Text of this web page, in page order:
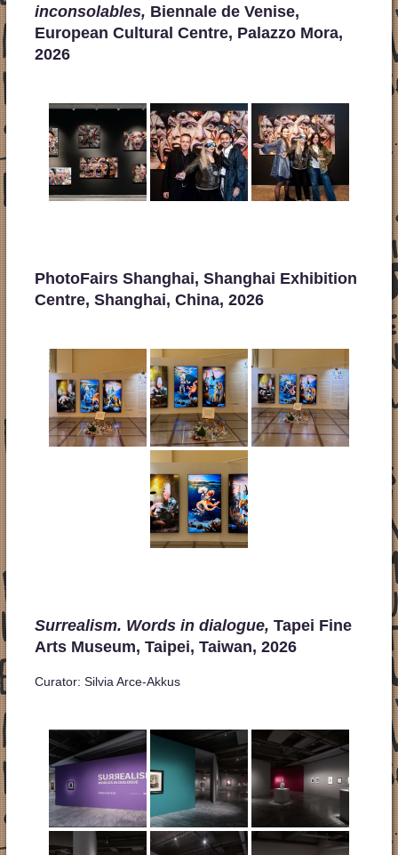
inconsolables, Biennale de Venise,
European Cultural Centre, Palazzo Mora,
2026
PhotoFairs Shanghai, Shanghai Exhibition
Centre, Shanghai, China, 2026
Surrealism. Words in dialogue, Tapei Fine
Arts Museum, Taipei, Taiwan, 2026
Curator: Silvia Arce-Akkus